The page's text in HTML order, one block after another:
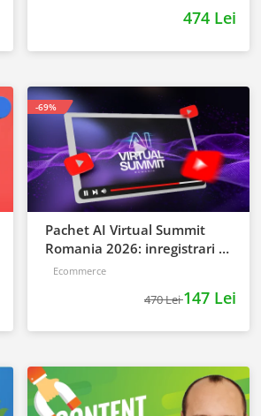
474 Lei
Pachet AI Virtual Summit
Romania 2026: inregistrari +
materiale extra
Ecommerce
470 Lei147 Lei
-69%